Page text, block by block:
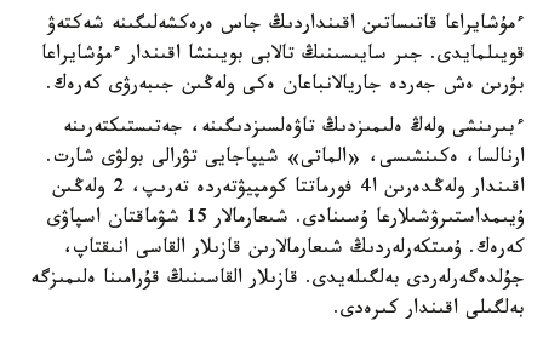
ءمۇشايراعا قاتىساتىن اقىنداردىڭ جاس ەرەكشەلىگىنە شەكتەۋ
قويىلمايدى. جىر سايىسىنىڭ تالابى بويىنشا اقىندار ءمۇشايراعا
بۇرىن ەش جەردە جاريالانباعان ەكى ولەڭىن جىبەرۋى كەرەك.
ءبىرىنشى ولەڭ ەلىمىزدىڭ تاۋەلسىزدىگىنە، جەتىستىكتەرىنە
ارنالسا، ەكىنشىسى، «الماتى» شيپاجايى تۋرالى بولۋى شارت.
اقىندار ولەڭدەرىن ا4 فورماتتا كومپيۋتەردە تەرىپ، 2 ولەڭىن
ۇيىمداستىرۋشىلارعا ۇسىنادى. شىعارمالار 15 شۋماقتان اسپاۋى
كەرەك. ۇمىتكەرلەردىڭ شىعارمالارىن قازىلار القاسى انىقتاپ،
جۇلدەگەرلەردى بەلگىلەيدى. قازىلار القاسىنىڭ قۇرامىنا ەلىمىزگە
بەلگىلى اقىندار كىرەدى.